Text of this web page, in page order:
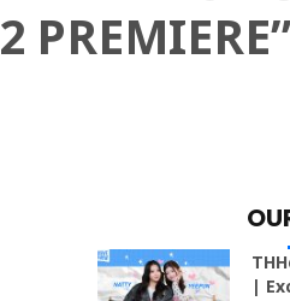
PREMIERE”
|